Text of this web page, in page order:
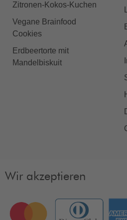
Zitronen-Kokos-Kuchen
Vegane Brainfood
Cookies
Erdbeertorte mit
Mandelbiskuit
Wir akzeptieren